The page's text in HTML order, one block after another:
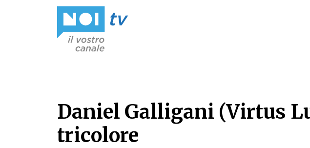
Daniel Galligani (Virtus
tricolore